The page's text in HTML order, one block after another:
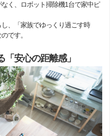
く、ロボット掃除機1台で家中ピ
、「家族でゆっくり過ごす時
です。
安心の距離感」